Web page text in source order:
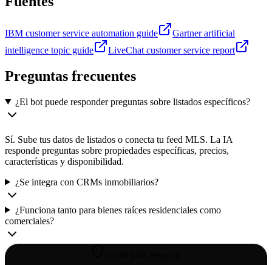
IBM customer service automation guide
Gartner artificial
intelligence topic guide
LiveChat customer service report
Preguntas frecuentes
¿El bot puede responder preguntas sobre listados específicos?
Sí. Sube tus datos de listados o conecta tu feed MLS. La IA
responde preguntas sobre propiedades específicas, precios,
características y disponibilidad.
¿Se integra con CRMs inmobiliarios?
¿Funciona tanto para bienes raíces residenciales como
comerciales?